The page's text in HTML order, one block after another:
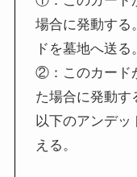
場合に発動する
ドを墓地へ送る。
②：このカード
た場合に発動す
以下のアンデッ
える。